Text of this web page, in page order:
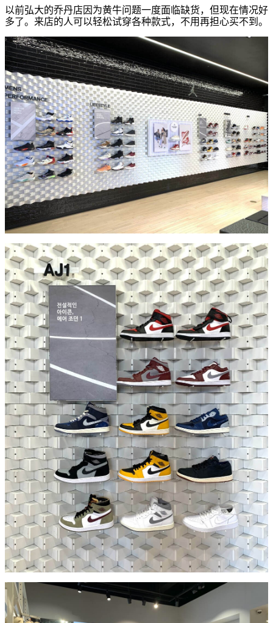
以前弘大的乔丹店因为黄牛问题一度面临缺货，但现在情况好
多了。来店的人可以轻松试穿各种款式，不用再担心买不到。